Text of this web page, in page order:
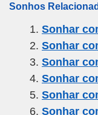
ail c
e
b
o
o
tt
er
Sonhos
Sonhar
Sonhar
Sonhar
Sonhar
Sonhar
Sonhar